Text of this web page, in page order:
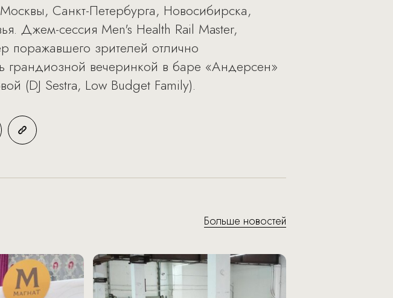
Санкт-Петербурга, Новосибирска,
Джем-сессия Men's Health Rail Master,
поражавшего зрителей отлично
вечеринкой в баре «Андерсен»
(DJ Sestra, Low Budget Family).
Больше новостей